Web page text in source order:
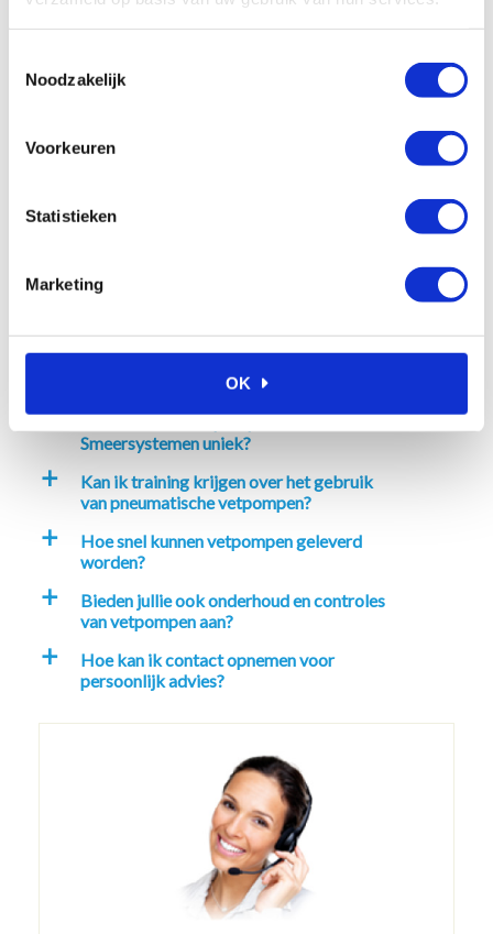
Noodzakelijk
Voorkeuren
Statistieken
Marketing
OK
toepassing past?
voor smeersystemen?
Wat maakt de vetpompen van Ambi
Smeersystemen uniek?
a
Kan ik training krijgen over het gebruik
van pneumatische vetpompen?
a
Hoe snel kunnen vetpompen geleverd
worden?
a
Bieden jullie ook onderhoud en controles
van vetpompen aan?
a
Hoe kan ik contact opnemen voor
persoonlijk advies?